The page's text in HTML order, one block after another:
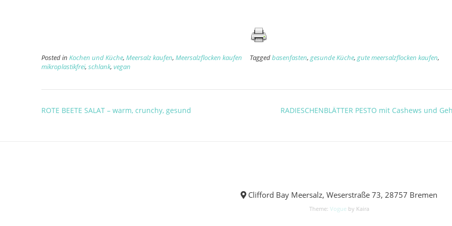
Posted in Kochen und Küche, Meersalz kaufen, Meersalzflocken kaufen Taggedbasenfasten, gesunde Küche, gute meersalzflocken kaufen,
mikroplastikfrei, schlank, vegan
Post
ROTE BEETE SALAT – warm, crunchy, gesund RADIESCHENBLÄTTER PESTO mit Cashews und
Clifford Bay Meersalz, Weserstraße 73, 28757 Bremen
Theme: Vogue by Kaira